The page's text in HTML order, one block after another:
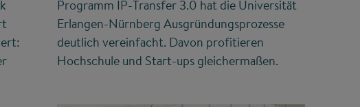
Programm IP-Transfer 3.0 hat die Universität
Erlangen-Nürnberg Ausgründungsprozesse
deutlich vereinfacht. Davon profitieren
Hochschule und Start-ups gleichermaßen.